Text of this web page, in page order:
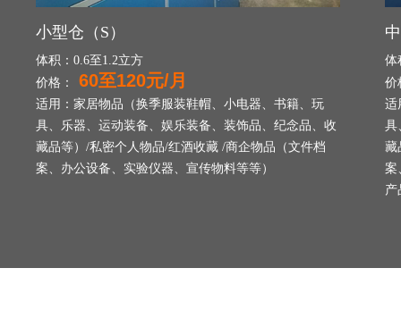
小型仓（S）
体积：0.6至1.2立方
价格：
60至120元/月
适用：家居物品（换季服装鞋帽、小电器、书籍、玩
具、乐器、运动装备、娱乐装备、装饰品、纪念品、收
藏品等）/私密个人物品/红酒收藏 /商企物品（文件档
案、办公设备、实验仪器、宣传物料等等）
体
价
适
具
藏
案
产